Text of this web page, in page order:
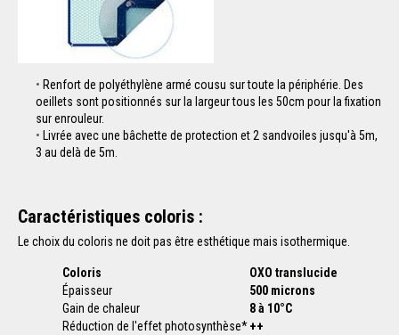
Renfort de polyéthylène armé cousu sur toute la périphérie. Des
oeillets sont positionnés sur la largeur tous les 50cm pour la fixation
sur enrouleur.
Livrée avec une bâchette de protection et 2 sandvoiles jusqu'à 5m,
3 au delà de 5m.
Caractéristiques coloris :
Le choix du coloris ne doit pas être esthétique mais isothermique.
Coloris
OXO translucide
Épaisseur
500 microns
Gain de chaleur
8 à 10°C
Réduction de l'effet photosynthèse* ++